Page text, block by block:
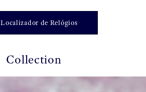
Localizador de Relógios
Collection